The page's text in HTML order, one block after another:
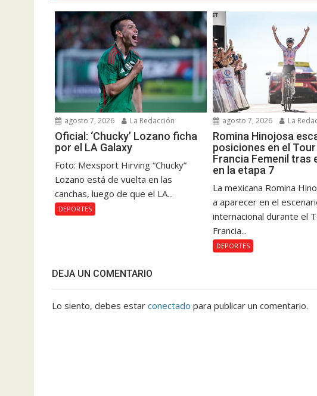
agosto 7, 2026 La Redacción
Oficial: ‘Chucky’ Lozano ficha
por el LA Galaxy
Foto: Mexsport Hirving “Chucky”
Lozano está de vuelta en las
canchas, luego de que el LA...
DEPORTES
agosto 7, 2026 La
Romina Hinojosa
posiciones en el Tour
Francia Femenil tras
en la etapa 7
La mexicana Romina
a aparecer en el
internacional durante el
Francia...
DEPORTES
DEJA UN COMENTARIO
Lo siento, debes estar conectado para publicar un comentario.